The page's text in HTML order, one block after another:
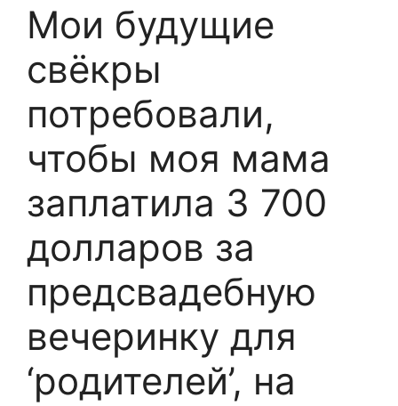
Мои будущие
свёкры
потребовали,
чтобы моя мама
заплатила 3 700
долларов за
предсвадебную
вечеринку для
‘родителей’, на